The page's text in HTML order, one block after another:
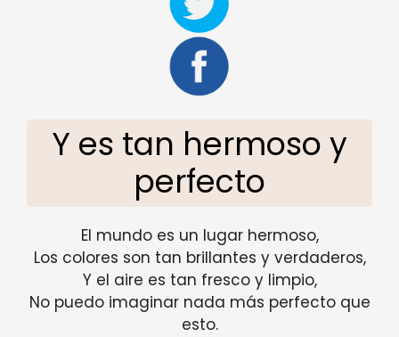
Y es tan hermoso y
perfecto
El mundo es un lugar hermoso,
Los colores son tan brillantes y verdaderos,
Y el aire es tan fresco y limpio,
No puedo imaginar nada más perfecto que
esto.